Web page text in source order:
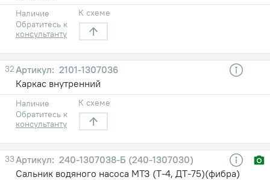
Наличие
Обратитесь к
консультанту
К схеме
32
2101-1307036
Каркас внутренний
Наличие
Обратитесь к
консультанту
К схеме
33
240-1307038-Б (240-1307030)
Сальник водяного насоса МТЗ (Т-4, ДТ-75)(фибра)